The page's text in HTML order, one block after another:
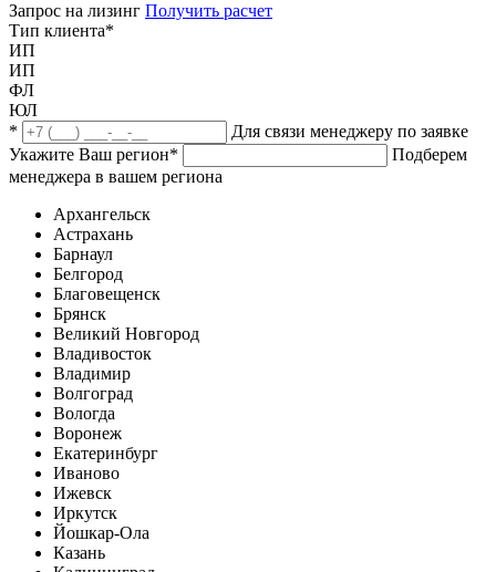
Запрос на лизинг Получить расчет
Тип клиента*
ИП
ИП
ФЛ
ЮЛ
*
Для связи менеджеру по заявке
Укажите Ваш регион*
Подберем
менеджера в вашем региона
Архангельск
Астрахань
Барнаул
Белгород
Благовещенск
Брянск
Великий Новгород
Владивосток
Владимир
Волгоград
Вологда
Воронеж
Екатеринбург
Иваново
Ижевск
Иркутск
Йошкар-Ола
Казань